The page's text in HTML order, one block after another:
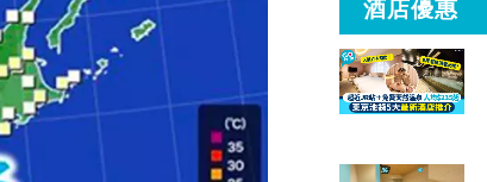
酒店優惠